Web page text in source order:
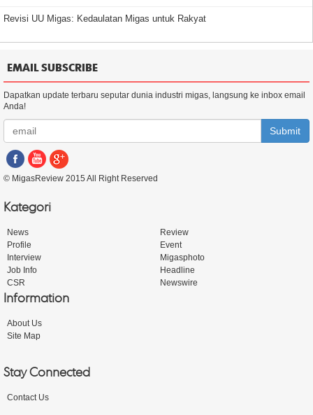
Revisi UU Migas: Kedaulatan Migas untuk Rakyat
EMAIL SUBSCRIBE
Dapatkan update terbaru seputar dunia industri migas, langsung ke inbox email
Anda!
Submit
© MigasReview 2015 All Right Reserved
Kategori
News
Review
Profile
Event
Interview
Migasphoto
Job Info
Headline
CSR
Newswire
Information
About Us
Site Map
Stay Connected
Contact Us